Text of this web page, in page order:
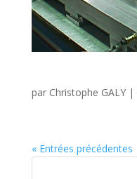
par Christophe GALY|
« Entrées précédentes